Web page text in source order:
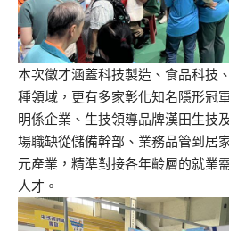
本次徵才涵蓋科技製造、食品科技
種領域，更有多家彰化知名隱形冠
明係企業、生技領導品牌漢田生技
場職缺從儲備幹部、業務品管到居
元產業，精準對接各年齡層的就業
人才。